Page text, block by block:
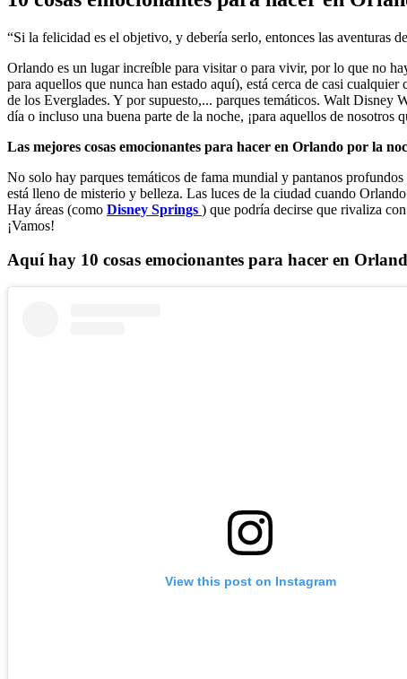
“Si la felicidad es el objetivo, y debería serlo, entonces las aventuras
Orlando es un lugar increíble para visitar o para vivir, por lo que no
para aquellos que nunca han estado aquí), está cerca de casi
de los Everglades. Y por supuesto,... parques temáticos. Walt Disney
día o incluso una buena parte de la noche, ¡para aquellos de nosotros
Las mejores cosas emocionantes para hacer en Orlando por la
No solo hay parques temáticos de fama mundial y pantanos
está lleno de misterio y belleza. Las luces de la ciudad cuando
Hay áreas (como Disney Springs ) que podría decirse que rivaliza
¡Vamos!
Aquí hay 10 cosas emocionantes para hacer en
View this post on Instagram